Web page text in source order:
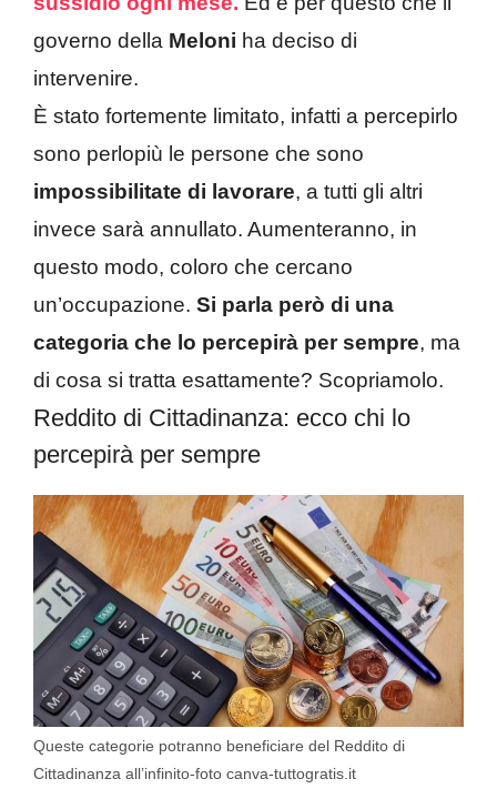
governo della Meloni ha deciso di
intervenire.
È stato fortemente limitato, infatti a percepirlo
sono perlopiù le persone che sono
impossibilitate di lavorare, a tutti gli altri
invece sarà annullato. Aumenteranno, in
questo modo, coloro che cercano
un’occupazione. Si parla però di una
categoria che lo percepirà per sempre, ma
di cosa si tratta esattamente? Scopriamolo.
Reddito di Cittadinanza: ecco chi lo
percepirà per sempre
Queste categorie potranno beneficiare del Reddito di
Cittadinanza all’infinito-foto canva-tuttogratis.it